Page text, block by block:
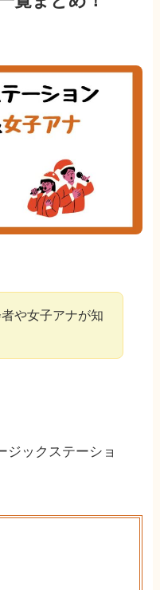
や女子アナが知
ジックステーショ